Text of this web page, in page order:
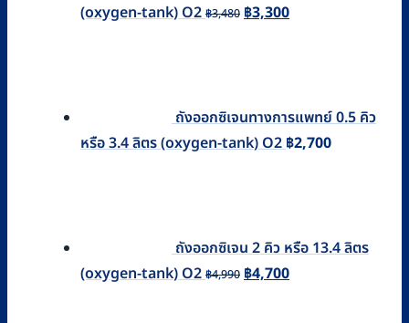
(oxygen-tank) O2 ฿3,480 Original
฿3,300Current
ถังออกซิเจนทางการแพทย์ 0.5 คิว
หรือ 3.4 ลิตร (oxygen-tank) O2 ฿2,700
ถังออกซิเจน 2 คิว หรือ 13.4 ลิตร
(oxygen-tank) O2 ฿4,990 Original
฿4,700Current